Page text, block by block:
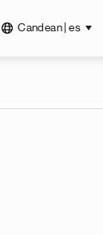
Candean | es